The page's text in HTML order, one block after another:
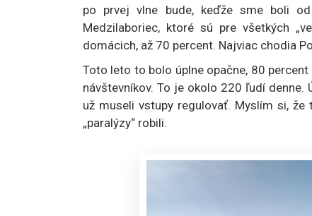
po prvej vlne bude, keďže sme boli
Medzilaboriec, ktoré sú pre všetkých
domácich, až 70 percent. Najviac chodia
Toto leto to bolo úplne opačne, 80
návštevníkov. To je okolo 220 ľudí
už museli vstupy regulovať. Myslím si,
„paralýzy“ robili.